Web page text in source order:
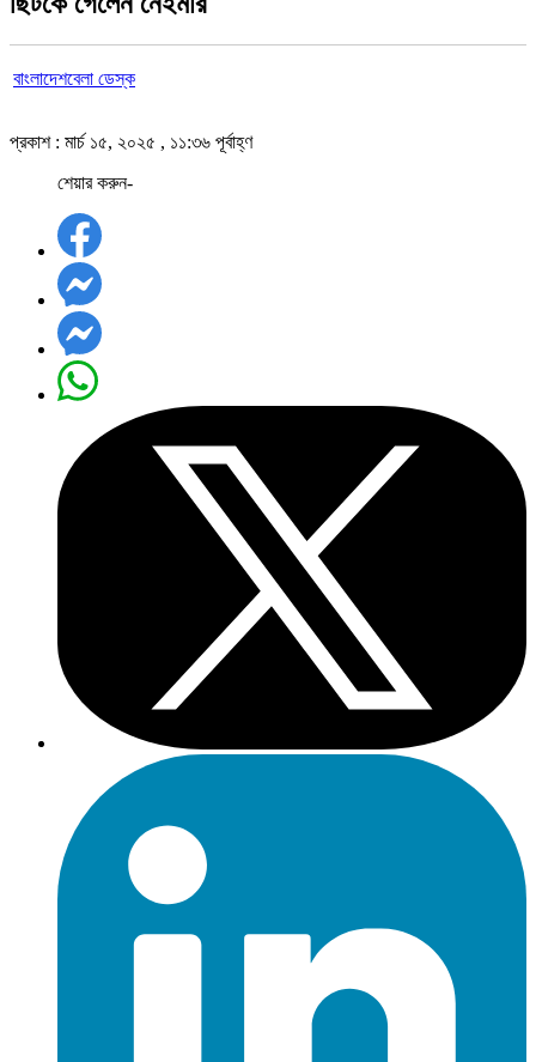
বাংলাদেশবেলা ডেস্ক
প্রকাশ : মার্চ ১৫, ২০২৫ , ১১:৩৬ পূর্বাহ্ণ
শেয়ার করুন-